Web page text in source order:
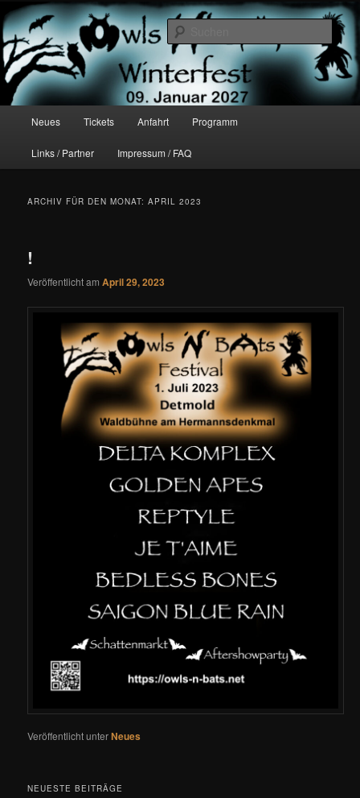
Zum
Inhalt
wechseln
Zum
sekundären
Inhalt
wechselnOwls 'n' Bats Festival
Open Air Festival – wenn Eulen und Fledermäuse feiern
Neues Tickets Anfahrt Programm
Links / Partner Impressum / FAQ
ARCHIV FÜR DEN MONAT:APRIL 2023
!
Veröffentlicht amApril 29, 2023
Veröffentlicht unterNeues
NEUESTE BEITRÄGE